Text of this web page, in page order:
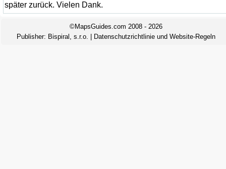
später zurück. Vielen Dank.
©MapsGuides.com 2008 - 2026
Publisher: Bispiral, s.r.o. Datenschutzrichtlinie und Website-Regeln